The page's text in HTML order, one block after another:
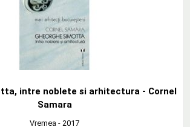
intre noblete si arhitectura - Cornel
Samara
Vremea - 2017